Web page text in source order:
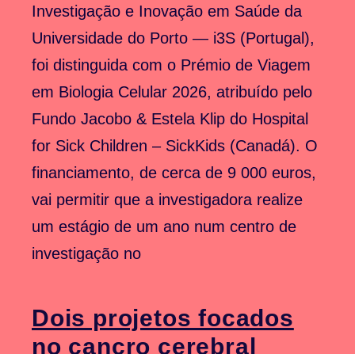
Investigação e Inovação em Saúde da
Universidade do Porto — i3S (Portugal),
foi distinguida com o Prémio de Viagem
em Biologia Celular 2026, atribuído pelo
Fundo Jacobo & Estela Klip do Hospital
for Sick Children – SickKids (Canadá). O
financiamento, de cerca de 9 000 euros,
vai permitir que a investigadora realize
um estágio de um ano num centro de
investigação no
Dois projetos focados
no cancro cerebral